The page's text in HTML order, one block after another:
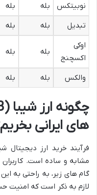
نوبیتکس بله بله
تبدیل
بله بله
اوکی
اکسچنج
بله بله
والکس بله بله
های ایرانی
فرآیند خرید ارز دیجیتال
مشابه و ساده است. کاربران
گام های زیر، به راحتی به
لازم به ذکر است که امنیت